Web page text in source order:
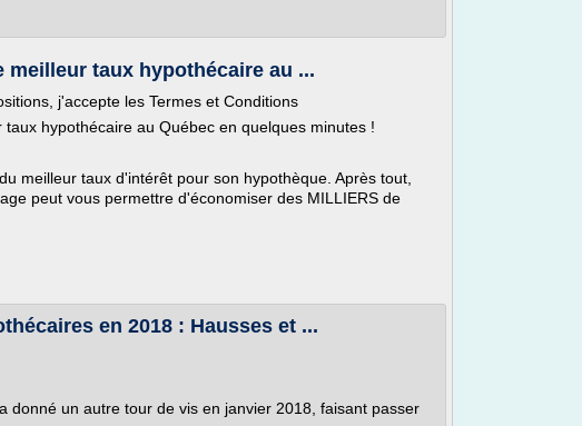
meilleur taux hypothécaire au ...
j'accepte les Termes et Conditions
hypothécaire au Québec en quelques minutes !
meilleur taux d'intérêt pour son hypothèque. Après tout,
peut vous permettre d'économiser des MILLIERS de
en 2018 : Hausses et ...
donné un autre tour de vis en janvier 2018, faisant passer